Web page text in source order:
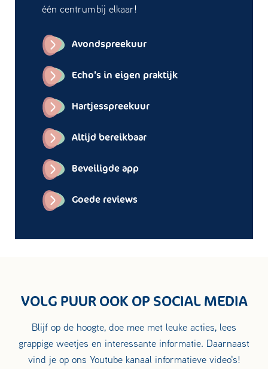
één centrum bij elkaar!
Avondspreekuur
Echo’s in eigen praktijk
Hartjesspreekuur
Altijd bereikbaar
Beveiligde app
Goede reviews
VOLG PUUR OOK OP SOCIAL MEDIA
Blijf op de hoogte, doe mee met leuke acties, lees
grappige weetjes en interessante informatie. Daarnaast
vind je op ons Youtube kanaal informatieve video's!